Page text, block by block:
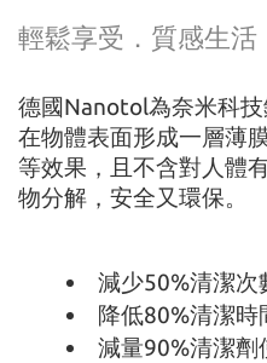
輕鬆享受．質感生活
德國Nanotol為奈米科技
在物體表面形成一層薄
等效果，且不含對人體
物分解，安全又環保。
減少50%清潔次
降低80%清潔時
減量90%清潔劑